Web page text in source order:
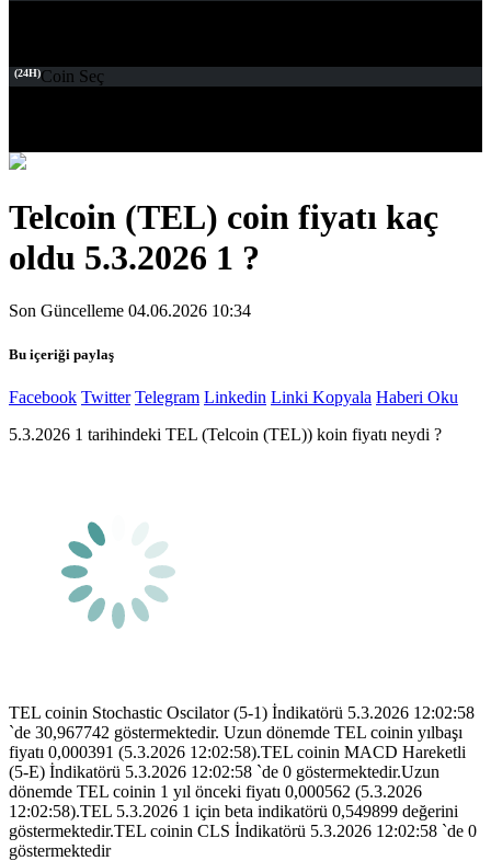
(24H)Coin Seç
Telcoin (TEL) coin fiyatı kaç
oldu 5.3.2026 1 ?
Son Güncelleme 04.06.2026 10:34
Bu içeriği paylaş
Facebook Twitter Telegram Linkedin Linki Kopyala Haberi Oku
5.3.2026 1 tarihindeki TEL (Telcoin (TEL)) koin fiyatı neydi ?
TEL coinin Stochastic Oscilator (5-1) İndikatörü 5.3.2026 12:02:58
`de 30,967742 göstermektedir. Uzun dönemde TEL coinin yılbaşı
fiyatı 0,000391 (5.3.2026 12:02:58).TEL coinin MACD Hareketli
(5-E) İndikatörü 5.3.2026 12:02:58 `de 0 göstermektedir.Uzun
dönemde TEL coinin 1 yıl önceki fiyatı 0,000562 (5.3.2026
12:02:58).TEL 5.3.2026 1 için beta indikatörü 0,549899 değerini
göstermektedir.TEL coinin CLS İndikatörü 5.3.2026 12:02:58 `de 0
göstermektedir